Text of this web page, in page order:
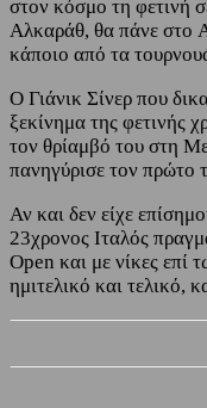
στον κόσμο τη φετινή
Αλκαράθ, θα πάνε στο
κάποιο από τα
Ο Γιάνικ Σίνερ που
ξεκίνημα της φετινής
τον θρίαμβό του στη
πανηγύρισε τον πρώτο
Αν και δεν είχε
23χρονος Ιταλός
Open και με νίκες επί
ημιτελικό και τελικό,